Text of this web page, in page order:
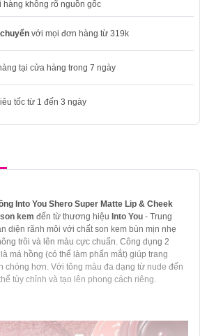
hàng không rõ nguồn gốc
với mọi đơn hàng từ 319k
tại cửa hàng trong 7 ngày
tốc từ 1 đến 3 ngày
Into You Shero Super Matte Lip & Cheek
son kem đến từ thương hiệu Into You - Trung
diện rãnh môi với chất son kem bùn mịn nhẹ
trôi và lên màu cực chuẩn. Công dụng 2
má hồng (có thể làm phấn mắt) giúp trang
chóng hơn. Với tông màu đa dạng từ nude đến
tùy chỉnh và tạo lên phong cách riêng.